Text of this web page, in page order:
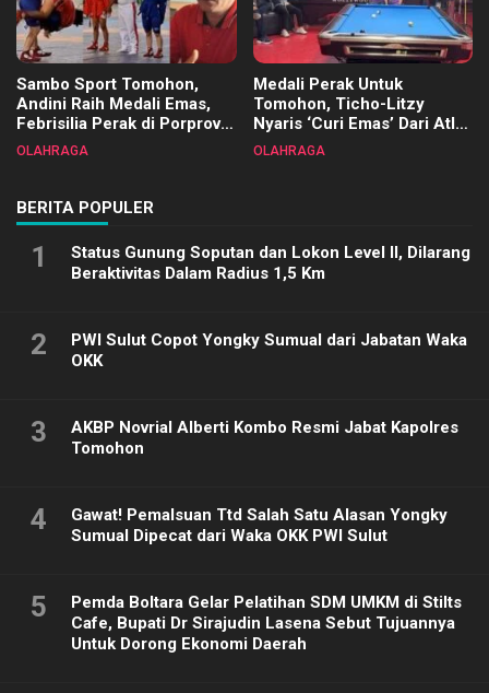
Sambo Sport Tomohon,
Andini Raih Medali Emas,
Febrisilia Perak di Porprov
Sulut 2025
OLAHRAGA
Medali Perak Untuk
Tomohon, Ticho-Litzy
Nyaris ‘Curi Emas’ Dari Atlet
Biliar PON di Porprov Sulut
OLAHRAGA
BERITA POPULER
1
Status Gunung Soputan dan Lokon Level II, Dilarang
Beraktivitas Dalam Radius 1,5 Km
2
PWI Sulut Copot Yongky Sumual dari Jabatan Waka
OKK
3
AKBP Novrial Alberti Kombo Resmi Jabat Kapolres
Tomohon
4
Gawat! Pemalsuan Ttd Salah Satu Alasan Yongky
Sumual Dipecat dari Waka OKK PWI Sulut
5
Pemda Boltara Gelar Pelatihan SDM UMKM di Stilts
Cafe, Bupati Dr Sirajudin Lasena Sebut Tujuannya
Untuk Dorong Ekonomi Daerah